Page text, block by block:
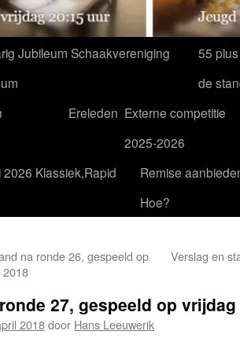
Jubileum Schaakvereniging
55
de
Ereleden Externe competitie
2025-2026
2026 Klassiek,Rapid
Remise
Hoe?
na ronde 26, gespeeld op
2018
Verslag en
27, gespeeld op
2018door Hans Leeuwerik